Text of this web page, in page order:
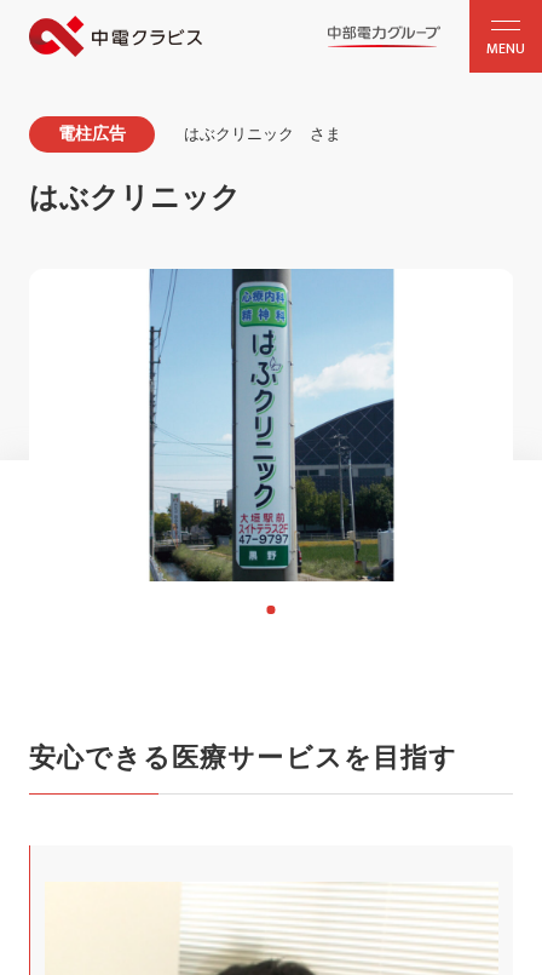
MENU
電柱広告 はぶクリニック さま
はぶクリニック
安心できる医療サービスを目指す